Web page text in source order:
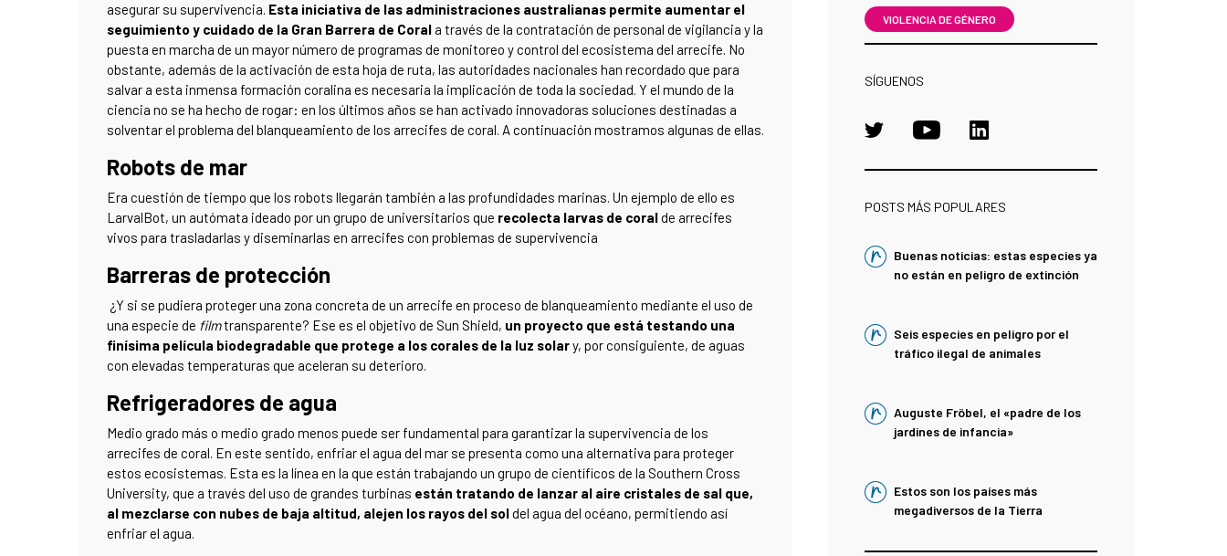
asegurar su supervivencia. Esta iniciativa de las administraciones australianas permite aumentar el
seguimiento y cuidado de la Gran Barrera de Coral a través de la contratación de personal de vigilancia y la
puesta en marcha de un mayor número de programas de monitoreo y control del ecosistema del arrecife. No
obstante, además de la activación de esta hoja de ruta, las autoridades nacionales han recordado que para
salvar a esta inmensa formación coralina es necesaria la implicación de toda la sociedad. Y el mundo de la
ciencia no se ha hecho de rogar: en los últimos años se han activado innovadoras soluciones destinadas a
solventar el problema del blanqueamiento de los arrecifes de coral. A continuación mostramos algunas de ellas.
Robots de mar
Era cuestión de tiempo que los robots llegarán también a las profundidades marinas. Un ejemplo de ello es
LarvalBot, un autómata ideado por un grupo de universitarios que recolecta larvas de coralde arrecifes
vivos para trasladarlas y diseminarlas en arrecifes con problemas de supervivencia
Barreras de protección
¿Y si se pudiera proteger una zona concreta de un arrecife en proceso de blanqueamiento mediante el uso de
una especie de filmtransparente? Ese es el objetivo de Sun Shield, un proyecto que está testando una
finísima película biodegradable que protege a los corales de la luz solary, por consiguiente, de aguas
con elevadas temperaturas que aceleran su deterioro.
Refrigeradores de agua
Medio grado más o medio grado menos puede ser fundamental para garantizar la supervivencia de los
arrecifes de coral. En este sentido, enfriar el agua del mar se presenta como una alternativa para proteger
estos ecosistemas. Esta es la línea en la que están trabajando un grupo de científicos de la Southern Cross
University, que a través del uso de grandes turbinas están tratando de lanzar al aire cristales de sal que,
al mezclarse con nubes de baja altitud, alejen los rayos del soldel agua del océano, permitiendo así
enfriar el agua.
VIOLENCIA DE GÉNERO
SÍGUENOS
POSTS MÁS POPULARES
Buenas noticias: estas especies ya
no están en peligro de extinción
Seis especies en peligro por el
tráfico ilegal de animales
Auguste Fröbel, el «padre de los
jardines de infancia»
Estos son los países más
megadiversos de la Tierra